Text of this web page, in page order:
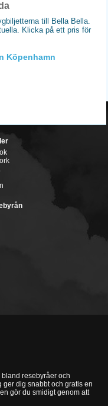
till Bella Bella.
Klicka på ett pris för
Köpenhamn
resebyråer och
dig snabbt och gratis en
gör du smidigt genom att